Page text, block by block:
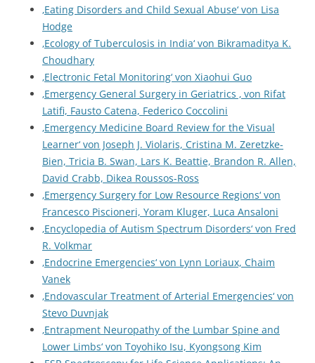
‚Eating Disorders and Child Sexual Abuse‘ von Lisa
Hodge
‚Ecology of Tuberculosis in India‘ von Bikramaditya K.
Choudhary
‚Electronic Fetal Monitoring‘ von Xiaohui Guo
‚Emergency General Surgery in Geriatrics ‚ von Rifat
Latifi, Fausto Catena, Federico Coccolini
‚Emergency Medicine Board Review for the Visual
Learner‘ von Joseph J. Violaris, Cristina M. Zeretzke-
Bien, Tricia B. Swan, Lars K. Beattie, Brandon R. Allen,
David Crabb, Dikea Roussos-Ross
‚Emergency Surgery for Low Resource Regions‘ von
Francesco Piscioneri, Yoram Kluger, Luca Ansaloni
‚Encyclopedia of Autism Spectrum Disorders‘ von Fred
R. Volkmar
‚Endocrine Emergencies‘ von Lynn Loriaux, Chaim
Vanek
‚Endovascular Treatment of Arterial Emergencies‘ von
Stevo Duvnjak
‚Entrapment Neuropathy of the Lumbar Spine and
Lower Limbs‘ von Toyohiko Isu, Kyongsong Kim